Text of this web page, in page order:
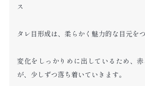
ス
タレ目形成は、柔らかく魅力的な目元をつ
変化をしっかりめに出しているため、
が、少しずつ落ち着いていきます。